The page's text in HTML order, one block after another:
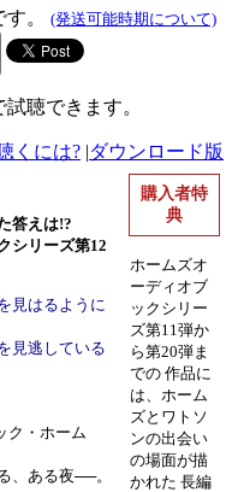
。 (発送可能時期について)
聴できます。
くには? |ダウンロード版
答えは!?
シリーズ第12
見はるように
見逃している
ク・ホーム
、ある夜──。
購入者特
典
ホームズオ
ーディオブ
ックシリー
ズ第11弾か
ら第20弾ま
での 作品に
は、ホーム
ズとワトソ
ンの出会い
の場面が描
かれた 長編